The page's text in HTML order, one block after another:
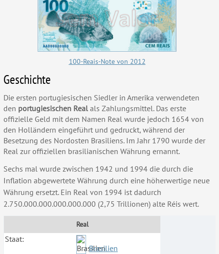
100-Reais-Note von 2012
Geschichte
Die ersten portugiesischen Siedler in Amerika verwendeten
den portugiesischen Real als Zahlungsmittel. Das erste
offizielle Geld mit dem Namen Real wurde jedoch 1654 von
den Holländern eingeführt und gedruckt, während der
Besetzung des Nordosten Brasiliens. Im Jahr 1790 wurde der
Real zur offiziellen brasilianischen Währung ernannt.
Sechs mal wurde zwischen 1942 und 1994 die durch die
Inflation abgewertete Währung durch eine höherwertige neue
Währung ersetzt. Ein Real von 1994 ist dadurch
2.750.000.000.000.000.000 (2,75 Trillionen) alte Réis wert.
Real
Staat:
Brasilien